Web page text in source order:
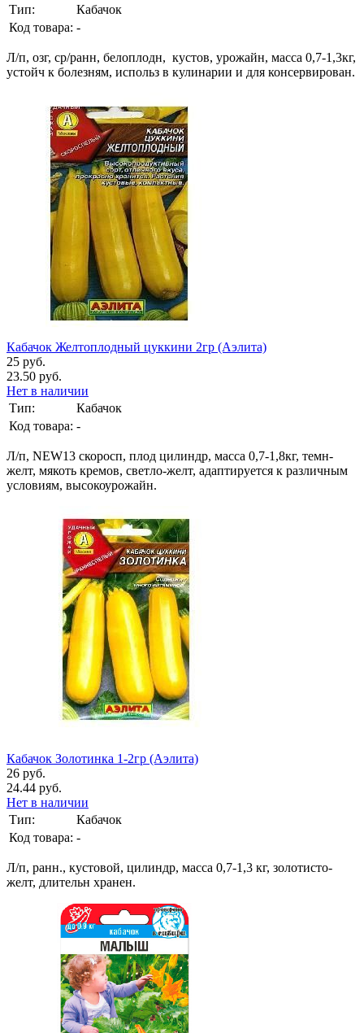
Тип:
Кабачок
Код товара: -
Л/п, озг, ср/ранн, белоплодн, кустов, урожайн, масса 0,7-1,3кг,
устойч к болезням, использ в кулинарии и для консервирован.
Кабачок Желтоплодный цуккини 2гр (Аэлита)
25 руб.
23.50 руб.
Нет в наличии
Тип:
Кабачок
Код товара: -
Л/п, NEW13 скоросп, плод цилиндр, масса 0,7-1,8кг, темн-
желт, мякоть кремов, светло-желт, адаптируется к различным
условиям, высокоурожайн.
Кабачок Золотинка 1-2гр (Аэлита)
26 руб.
24.44 руб.
Нет в наличии
Тип:
Кабачок
Код товара: -
Л/п, ранн., кустовой, цилиндр, масса 0,7-1,3 кг, золотисто-
желт, длительн хранен.